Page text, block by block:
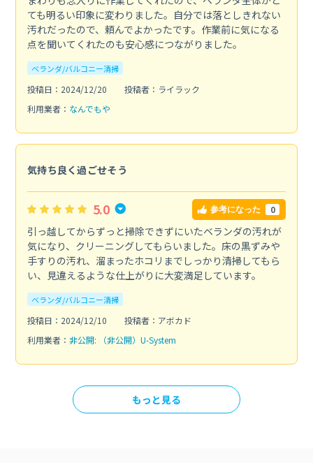
ても明るい印象に変わりました。自分では落としきれない
汚れだったので、頼んでよかったです。作業前に気になる
点を聞いてくれたのも安心感につながりました。
ベランダ/バルコニー清掃
投稿日：2024/12/20
投稿者：ライラック
利用業者： なんでもや
気持ち良く過ごせそう
5.0 参考になった 0
引っ越してからずっと掃除できずにいたベランダの汚れが
気になり、クリーニングしてもらいました。床の黒ずみや
手すりの汚れ、溜まったホコリまでしっかり清掃してもら
い、見違えるような仕上がりに大変満足しています。
ベランダ/バルコニー清掃
投稿日：2024/12/10
投稿者：アボカド
利用業者： 非公開: （非公開）U-System
もっと見る